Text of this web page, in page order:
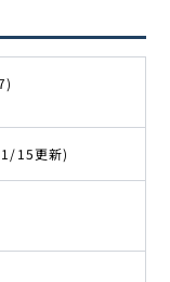
15更新)